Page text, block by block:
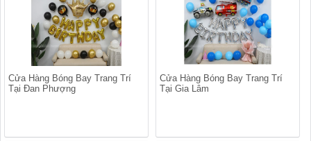
Cửa Hàng Bóng Bay Trang Trí
Tại Đan Phượng
Cửa Hàng Bóng Bay Trang Trí
Tại Gia Lâm